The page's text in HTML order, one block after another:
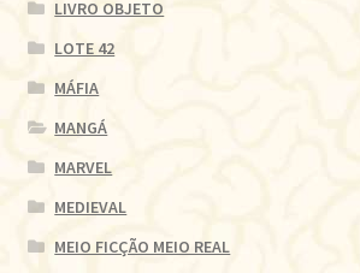
LIVRO OBJETO
LOTE 42
MÁFIA
MANGÁ
MARVEL
MEDIEVAL
MEIO FICÇÃO MEIO REAL